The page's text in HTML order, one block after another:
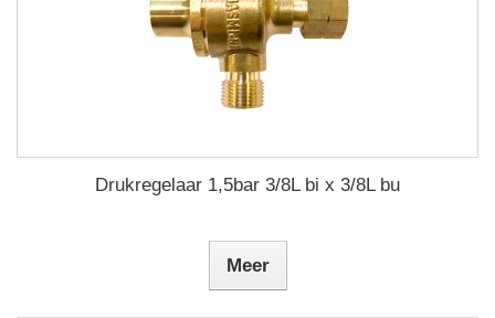
Drukregelaar 1,5bar 3/8L bi x 3/8L bu
Meer